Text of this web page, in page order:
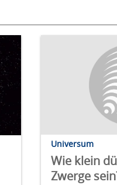
Universum
Wie klein
Zwerge